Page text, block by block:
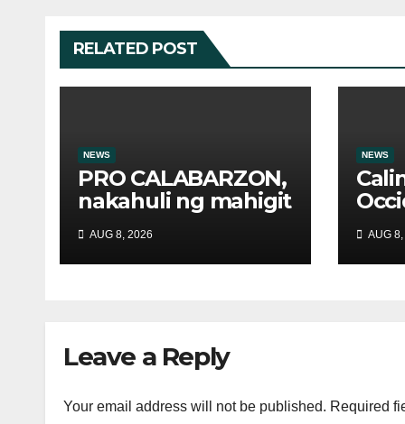
RELATED POST
NEWS
PRO CALABARZON,
nakahuli ng mahigit
1,200 drug suspects
at tinatayang nasa
Php29.6M halaga
AUG 8, 2026
NEWS
AUG
Leave a Reply
Your email address will not be published. Required